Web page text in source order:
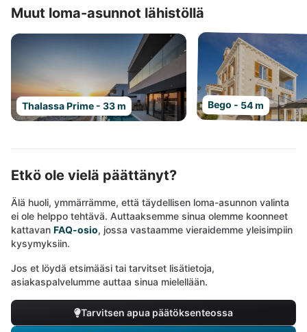
Muut loma-asunnot lähistöllä
Thalassa Prime - 33 m Bego - 54 m
Etkö ole vielä päättänyt?
Älä huoli, ymmärrämme, että täydellisen loma-asunnon valinta
ei ole helppo tehtävä. Auttaaksemme sinua olemme koonneet
kattavan FAQ-osio, jossa vastaamme vieraidemme yleisimpiin
kysymyksiin.
Jos et löydä etsimääsi tai tarvitset lisätietoja,
asiakaspalvelumme auttaa sinua mielellään.
Tarvitsen apua päätöksenteossa